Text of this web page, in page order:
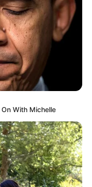
With Michelle